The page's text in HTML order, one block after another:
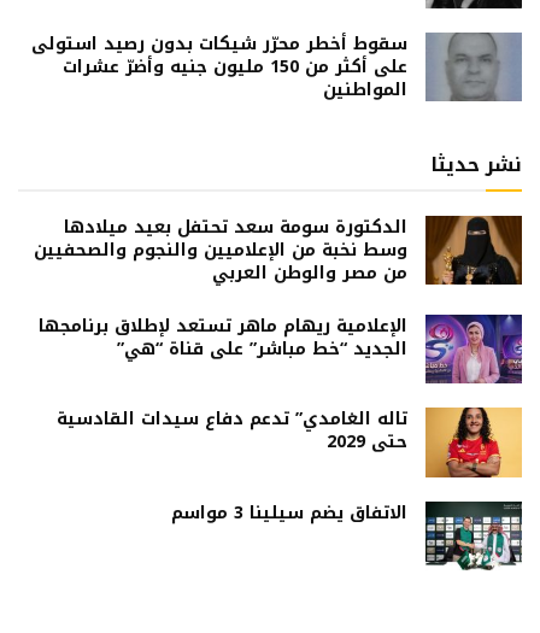
سقوط أخطر محرّر شيكات بدون رصيد استولى
على أكثر من 150 مليون جنيه وأضرّ عشرات
المواطنين
نشر حديثا
الدكتورة سومة سعد تحتفل بعيد ميلادها
وسط نخبة من الإعلاميين والنجوم والصحفيين
من مصر والوطن العربي
الإعلامية ريهام ماهر تستعد لإطلاق برنامجها
الجديد “خط مباشر” على قناة “هي”
تاله الغامدي” تدعم دفاع سيدات القادسية
حتى 2029
الاتفاق يضم سيلينا 3 مواسم